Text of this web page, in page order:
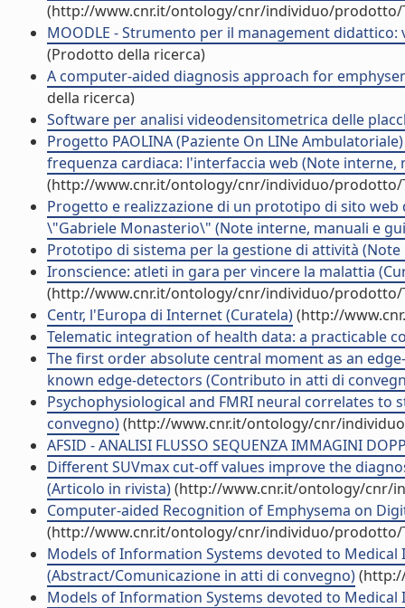
(http://www.cnr.it/ontology/cnr/individuo/prodotto/
MOODLE - Strumento per il management
(Prodotto della ricerca)
A computer-aided diagnosis approach for
della ricerca)
Software per analisi videodensitometrica delle
Progetto PAOLINA (Paziente On LINe
frequenza cardiaca: l'interfaccia web (Note interne,
(http://www.cnr.it/ontology/cnr/individuo/prodotto/
Progetto e realizzazione di un prototipo di sito web
\"Gabriele Monasterio\" (Note interne, manuali e
Prototipo di sistema per la gestione di attività
Ironscience: atleti in gara per vincere la malattia
(http://www.cnr.it/ontology/cnr/individuo/prodotto/
Centr, l'Europa di Internet (Curatela)(http://
Telematic integration of health data: a practicable
The first order absolute central moment as an
known edge-detectors (Contributo in atti di
Psychophysiological and FMRI neural correlates
convegno)(http://www.cnr.it/ontology/cnr/
AFSID - ANALISI FLUSSO SEQUENZA IMMAGINI
Different SUVmax cut-off values improve the
(Articolo in rivista)(http://www.cnr.it/ontology/cnr/
Computer-aided Recognition of Emphysema on
(http://www.cnr.it/ontology/cnr/individuo/prodotto/
Models of Information Systems devoted to Medical
(Abstract/Comunicazione in atti di convegno)
Models of Information Systems devoted to Medical